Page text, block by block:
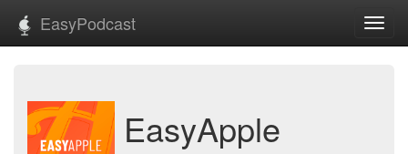
EasyPodcast
EasyApple